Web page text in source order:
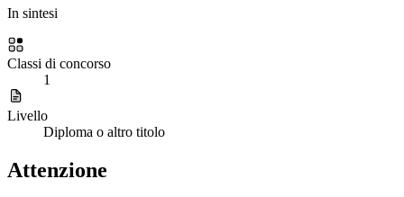
In sintesi
Classi di concorso
1
Livello
Diploma o altro titolo
Attenzione